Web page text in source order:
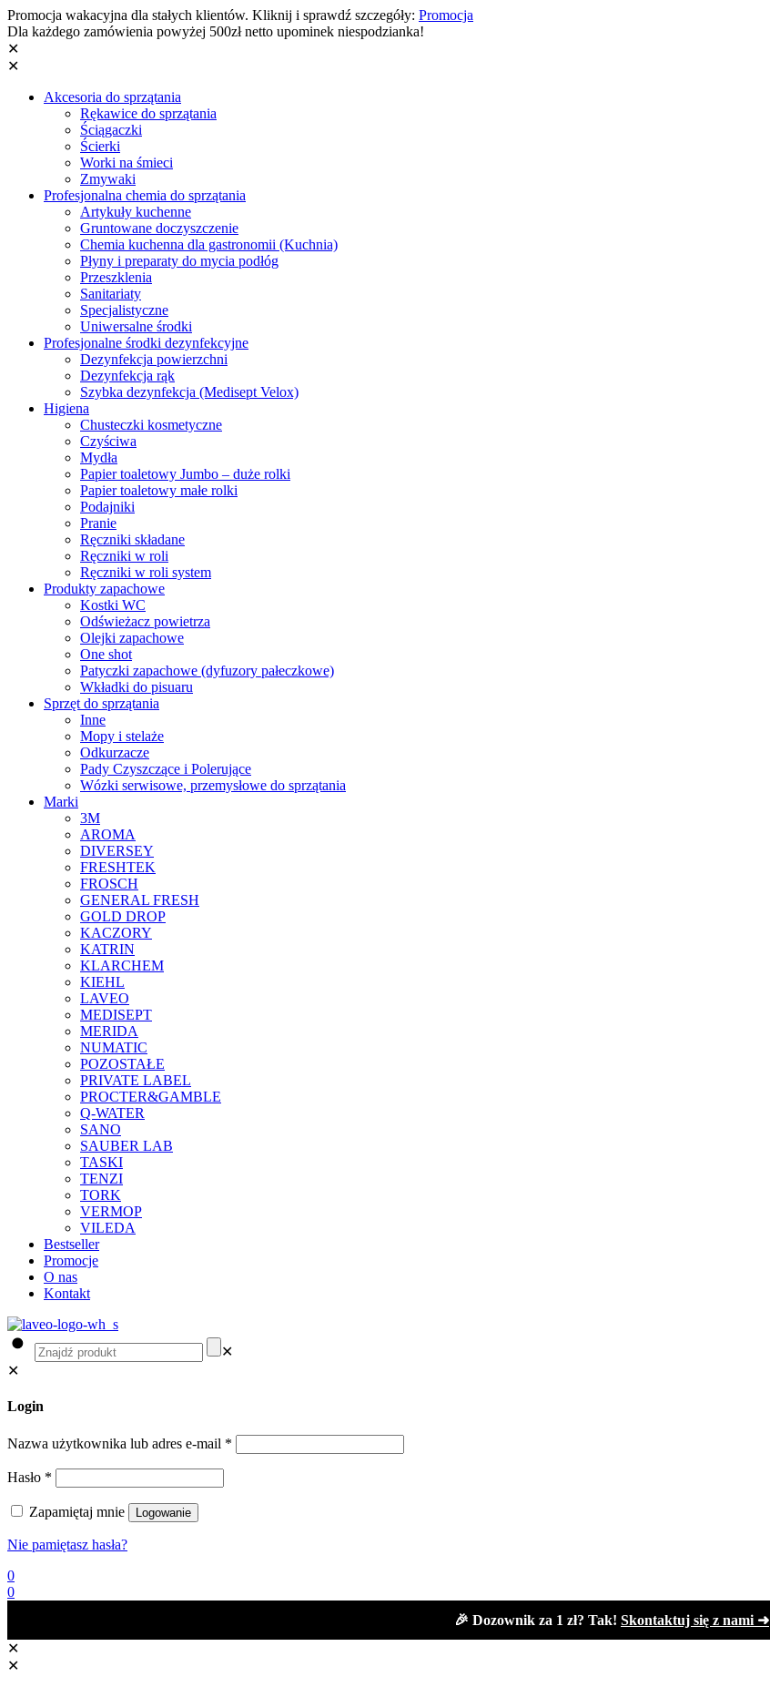
Promocja wakacyjna dla stałych klientów. Kliknij i sprawdź szczegóły: Promocja
Dla każdego zamówienia powyżej 500zł netto upominek niespodzianka!
✕
✕
Akcesoria do sprzątania
Rękawice do sprzątania
Ściągaczki
Ścierki
Worki na śmieci
Zmywaki
Profesjonalna chemia do sprzątania
Artykuły kuchenne
Gruntowane doczyszczenie
Chemia kuchenna dla gastronomii (Kuchnia)
Płyny i preparaty do mycia podłóg
Przeszklenia
Sanitariaty
Specjalistyczne
Uniwersalne środki
Profesjonalne środki dezynfekcyjne
Dezynfekcja powierzchni
Dezynfekcja rąk
Szybka dezynfekcja (Medisept Velox)
Higiena
Chusteczki kosmetyczne
Czyściwa
Mydła
Papier toaletowy Jumbo – duże rolki
Papier toaletowy małe rolki
Podajniki
Pranie
Ręczniki składane
Ręczniki w roli
Ręczniki w roli system
Produkty zapachowe
Kostki WC
Odświeżacz powietrza
Olejki zapachowe
One shot
Patyczki zapachowe (dyfuzory pałeczkowe)
Wkładki do pisuaru
Sprzęt do sprzątania
Inne
Mopy i stelaże
Odkurzacze
Pady Czyszczące i Polerujące
Wózki serwisowe, przemysłowe do sprzątania
Marki
3M
AROMA
DIVERSEY
FRESHTEK
FROSCH
GENERAL FRESH
GOLD DROP
KACZORY
KATRIN
KLARCHEM
KIEHL
LAVEO
MEDISEPT
MERIDA
NUMATIC
POZOSTAŁE
PRIVATE LABEL
PROCTER&GAMBLE
Q-WATER
SANO
SAUBER LAB
TASKI
TENZI
TORK
VERMOP
VILEDA
Bestseller
Promocje
O nas
Kontakt
✕
✕
Login
Nazwa użytkownika lub adres e-mail *
Hasło *
Zapamiętaj mnie Logowanie
Nie pamiętasz hasła?
0
0
🎉 Dozownik za 1 zł? Tak! Skontaktuj się z nami ➜
✕
✕